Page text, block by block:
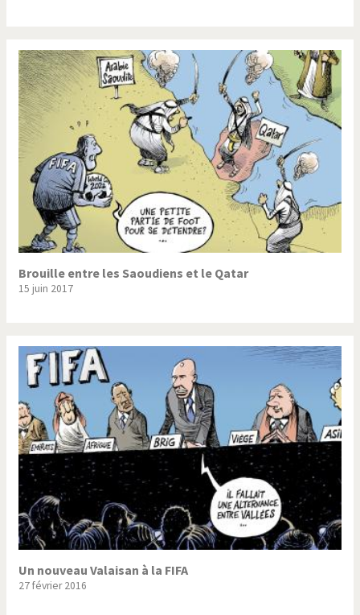
Brouille entre les Saoudiens et le Qatar
15 juin 2017
Un nouveau Valaisan à la FIFA
27 février 2016